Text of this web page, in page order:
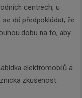
centrech, u
dá předpokládat, že
dobu na to, aby
elektromobilů a
zkušenost.